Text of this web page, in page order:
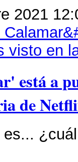
2021
está a
de